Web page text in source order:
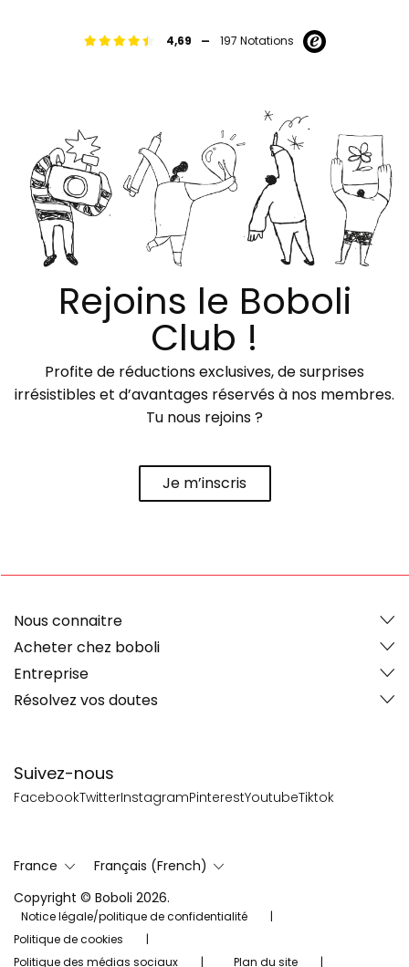
4,69 - 197 Notations
Rejoins le Boboli
Club !
Profite de réductions exclusives, de surprises
irrésistibles et d’avantages réservés à nos membres.
Tu nous rejoins ?
Je m’inscris
Suivez-nous
FacebookTwitterInstagramPinterestYoutubeTiktok
Nous connaitre
Acheter chez boboli
Entreprise
Résolvez vos doutes
France
Français (French)
Copyright © Boboli 2026.
Notice légale/politique de confidentialité
Politique de cookies
Politique des médias sociaux
Plan du site